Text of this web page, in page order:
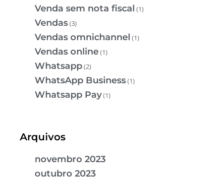
Venda sem nota fiscal (1)
Vendas(3)
Vendas omnichannel (1)
Vendas online(1)
Whatsapp(2)
WhatsApp Business(1)
Whatsapp Pay(1)
Arquivos
novembro 2023
outubro 2023